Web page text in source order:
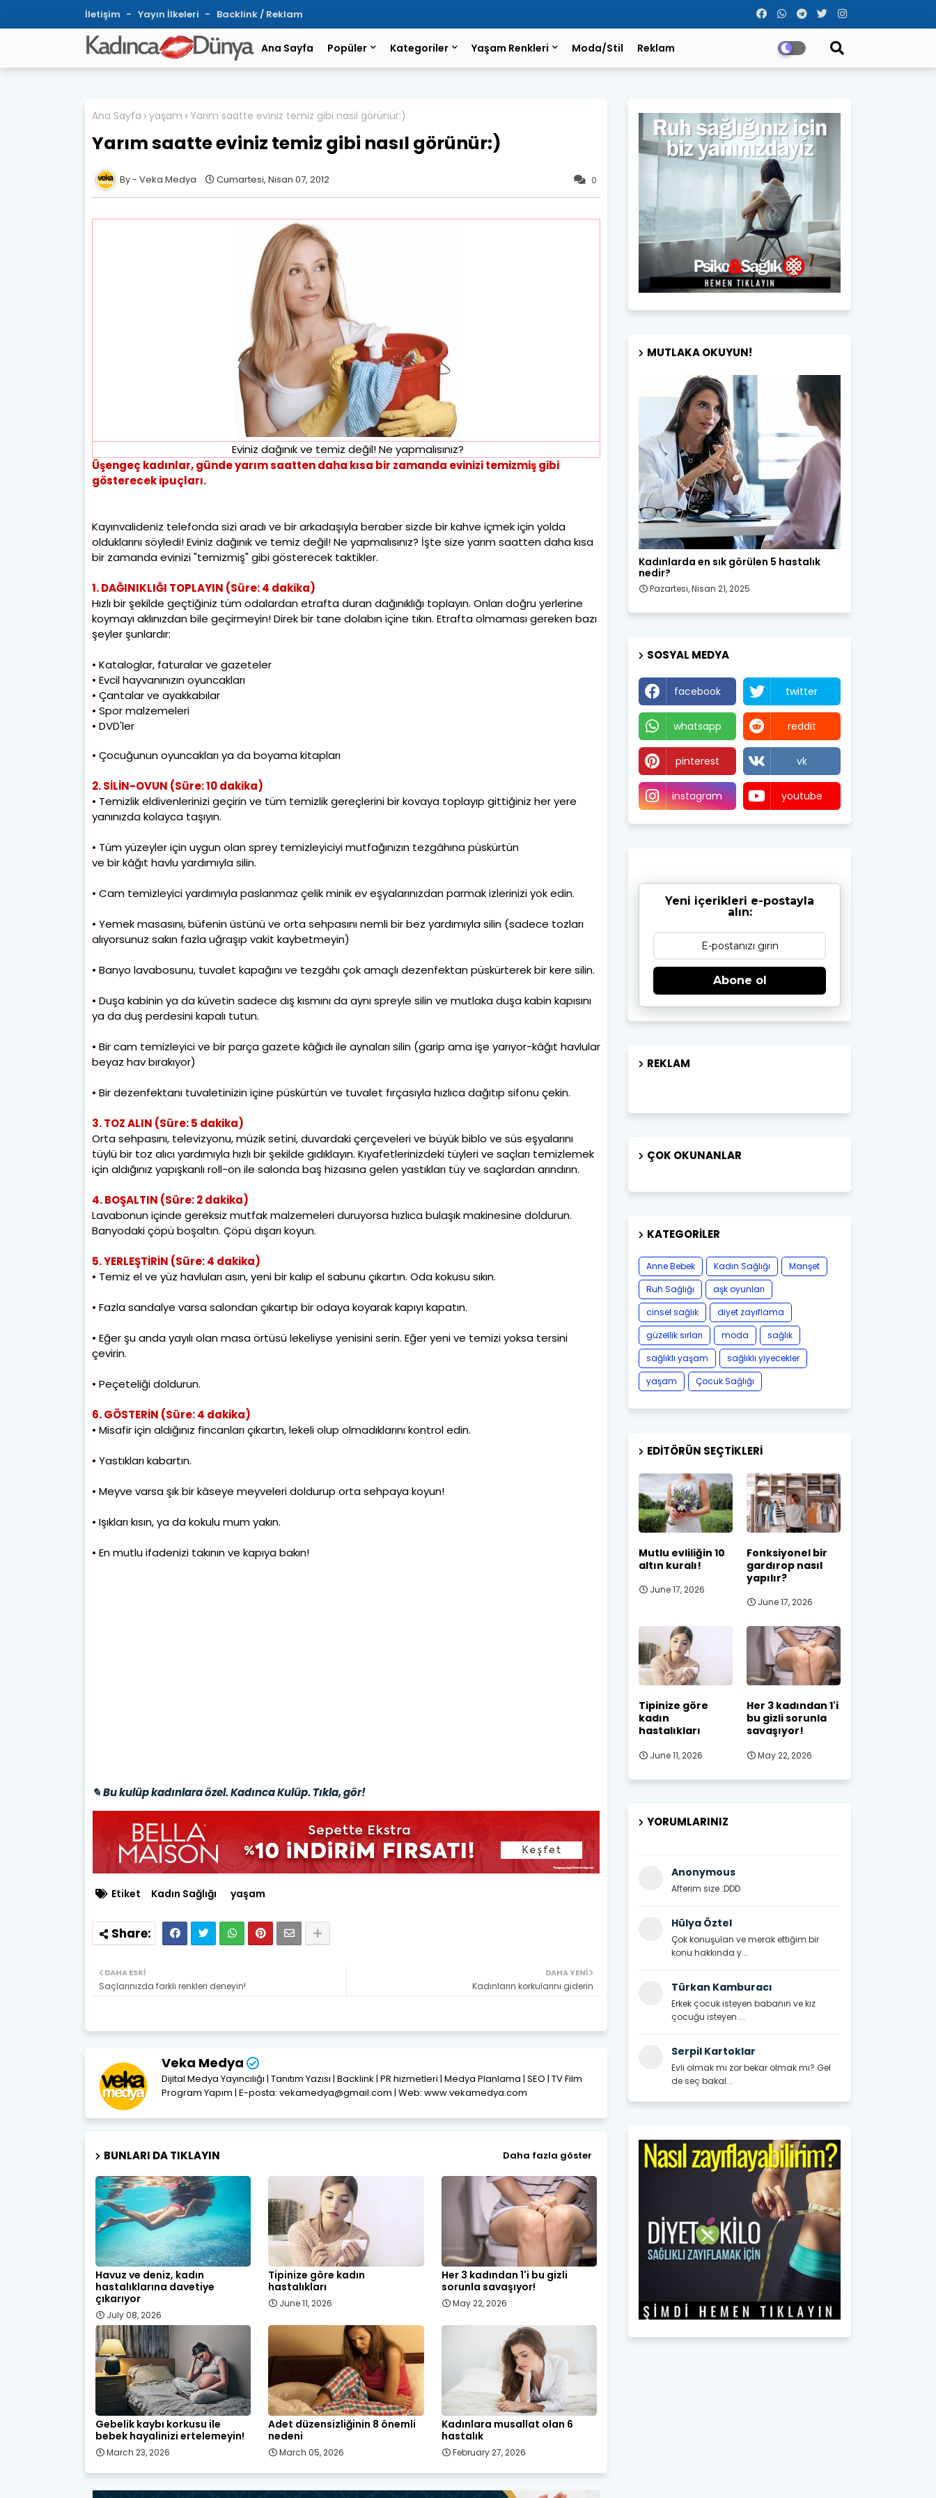
İletişim Yayın İlkeleri Backlink / Reklam
Ana Sayfa Popüler Kategoriler Yaşam Renkleri Moda/Stil Reklam
Ana Sayfa yaşam Yarım saatte eviniz temiz gibi nasıl görünür:)
Yarım saatte eviniz temiz gibi nasıl görünür:)
0
Veka Medya Cumartesi, Nisan 07, 2012
Eviniz dağınık ve temiz değil! Ne yapmalısınız?
Üşengeç kadınlar, günde yarım saatten daha kısa bir zamanda evinizi temizmiş gibi
gösterecek ipuçları.
Kayınvalideniz telefonda sizi aradı ve bir arkadaşıyla beraber sizde bir kahve içmek için yolda
olduklarını söyledi! Eviniz dağınık ve temiz değil! Ne yapmalısınız? İşte size yarım saatten daha kısa
bir zamanda evinizi "temizmiş" gibi gösterecek taktikler.
1. DAĞINIKLIĞI TOPLAYIN (Süre: 4 dakika)
Hızlı bir şekilde geçtiğiniz tüm odalardan etrafta duran dağınıklığı toplayın. Onları doğru yerlerine
koymayı aklınızdan bile geçirmeyin! Direk bir tane dolabın içine tıkın. Etrafta olmaması gereken bazı
şeyler şunlardır:
• Kataloglar, faturalar ve gazeteler
• Evcil hayvanınızın oyuncakları
• Çantalar ve ayakkabılar
• Spor malzemeleri
• DVD'ler
• Çocuğunun oyuncakları ya da boyama kitapları
2. SİLİN-OVUN (Süre: 10 dakika)
• Temizlik eldivenlerinizi geçirin ve tüm temizlik gereçlerini bir kovaya toplayıp gittiğiniz her yere
yanınızda kolayca taşıyın.
• Tüm yüzeyler için uygun olan sprey temizleyiciyi mutfağınızın tezgâhına püskürtün
ve bir kâğıt havlu yardımıyla silin.
• Cam temizleyici yardımıyla paslanmaz çelik minik ev eşyalarınızdan parmak izlerinizi yok edin.
• Yemek masasını, büfenin üstünü ve orta sehpasını nemli bir bez yardımıyla silin (sadece tozları
alıyorsunuz sakın fazla uğraşıp vakit kaybetmeyin)
• Banyo lavabosunu, tuvalet kapağını ve tezgâhı çok amaçlı dezenfektan püskürterek bir kere silin.
• Duşa kabinin ya da küvetin sadece dış kısmını da aynı spreyle silin ve mutlaka duşa kabin kapısını
ya da duş perdesini kapalı tutun.
• Bir cam temizleyici ve bir parça gazete kâğıdı ile aynaları silin (garip ama işe yarıyor-kâğıt havlular
beyaz hav bırakıyor)
• Bir dezenfektanı tuvaletinizin içine püskürtün ve tuvalet fırçasıyla hızlıca dağıtıp sifonu çekin.
3. TOZ ALIN (Süre: 5 dakika)
Orta sehpasını, televizyonu, müzik setini, duvardaki çerçeveleri ve büyük biblo ve süs eşyalarını
tüylü bir toz alıcı yardımıyla hızlı bir şekilde gıdıklayın. Kıyafetlerinizdeki tüyleri ve saçları temizlemek
için aldığınız yapışkanlı roll-on ile salonda baş hizasına gelen yastıkları tüy ve saçlardan arındırın.
4. BOŞALTIN (Süre: 2 dakika)
Lavabonun içinde gereksiz mutfak malzemeleri duruyorsa hızlıca bulaşık makinesine doldurun.
Banyodaki çöpü boşaltın. Çöpü dışarı koyun.
5. YERLEŞTİRİN (Süre: 4 dakika)
• Temiz el ve yüz havluları asın, yeni bir kalıp el sabunu çıkartın. Oda kokusu sıkın.
• Fazla sandalye varsa salondan çıkartıp bir odaya koyarak kapıyı kapatın.
• Eğer şu anda yayılı olan masa örtüsü lekeliyse yenisini serin. Eğer yeni ve temizi yoksa tersini
çevirin.
• Peçeteliği doldurun.
6. GÖSTERİN (Süre: 4 dakika)
• Misafir için aldığınız fincanları çıkartın, lekeli olup olmadıklarını kontrol edin.
• Yastıkları kabartın.
• Meyve varsa şık bir kâseye meyveleri doldurup orta sehpaya koyun!
• Işıkları kısın, ya da kokulu mum yakın.
• En mutlu ifadenizi takının ve kapıya bakın!
✎ Bu kulüp kadınlara özel. Kadınca Kulüp. Tıkla, gör!
Etiket Kadın Sağlığı yaşam
DAHA YENI
Kadınların korkularını giderin
DAHA ESKI
Saçlarınızda farklı renkleri deneyin!
Veka Medya
Dijital Medya Yayıncılığı | Tanıtım Yazısı | Backlink | PR hizmetleri | Medya Planlama | SEO | TV Film
Program Yapım | E-posta: vekamedya@gmail.com | Web: www.vekamedya.com
BUNLARI DA TIKLAYIN Daha fazla göster
Havuz ve deniz, kadın
hastalıklarına davetiye
çıkarıyor
July 08, 2026
Tipinize göre kadın
hastalıkları
June 11, 2026
Her 3 kadından 1'i bu gizli
sorunla savaşıyor!
May 22, 2026
Gebelik kaybı korkusu ile
bebek hayalinizi ertelemeyin!
March 23, 2026
Adet düzensizliğinin 8 önemli
nedeni
March 05, 2026
Kadınlara musallat olan 6
hastalık
February 27, 2026
MUTLAKA OKUYUN!
Kadın Sağlığı
Kadınlarda en sık görülen 5 hastalık
nedir?
Pazartesi, Nisan 21, 2025
SOSYAL MEDYA
facebook twitter
whatsapp reddit
pinterest vk
instagram youtube
Yeni içerikleri e-postayla
alın:
Abone ol
REKLAM
ÇOK OKUNANLAR
KATEGORILER
Anne Bebek Kadın Sağlığı
Manşet
Ruh Sağlığı
aşk oyunları
cinsel sağlık
diyet zayıflama
güzellik sırları
moda
sağlık
sağlıklı yaşam
sağlıklı yiyecekler
yaşam
Çocuk Sağlığı
EDITÖRÜN SEÇTIKLERI
Mutlu evliliğin 10
altın kuralı!
June 17, 2026
Fonksiyonel bir
gardırop nasıl
yapılır?
June 17, 2026
Tipinize göre
kadın
hastalıkları
June 11, 2026
Her 3 kadından 1'i
bu gizli sorunla
savaşıyor!
May 22, 2026
YORUMLARINIZ
Anonymous
Afferim size :DDD
Hülya Öztel
Çok konuşulan ve merak ettiğim bir
konu hakkında y...
Türkan Kamburacı
Erkek çocuk isteyen babanın ve kız
çocuğu isteyen ...
Serpil Kartoklar
Evli olmak mı zor bekar olmak mı? Gel
de seç bakal...